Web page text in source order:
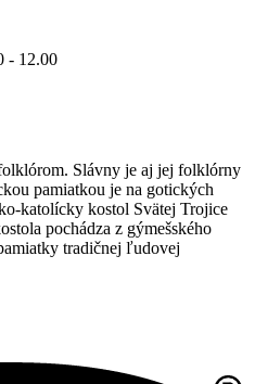
- 12.00
Slávny je aj jej folklórny
pamiatkou je na gotických
katolícky kostol Svätej Trojice
pochádza z gýmešského
tradičnej ľudovej